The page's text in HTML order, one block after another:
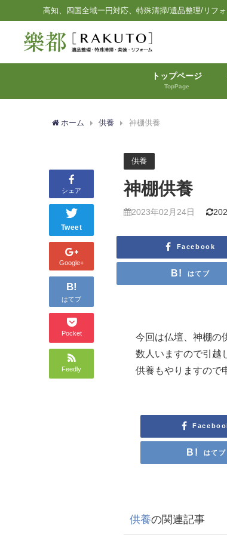
高知、四国全域一円対応、特殊清掃/遺品整理/リフ
トップページ
TopPage
ホーム 供養 神棚供養
シェア
Tweet
Google+
B!
はてブ
Pocket
Feedly
供養
神棚供養
2023年02月24日
Facebook
はてブ
今回は仏壇、神棚の
数人いますので引越
供養もやりますので
はてブ
供養の関連記事